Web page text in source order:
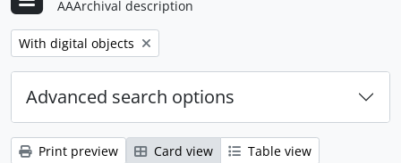
AAArchival description
Remove filter:
With digital objects
Advanced search options
Print preview Card view
Table view